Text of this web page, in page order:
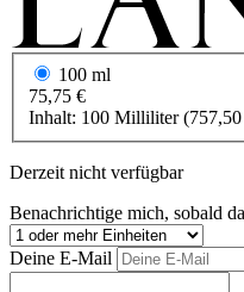
100 ml
75,75 €
Inhalt: 100 Milliliter
Derzeit nicht verfügbar
Benachrichtige mich, sobald
Deine E-Mail